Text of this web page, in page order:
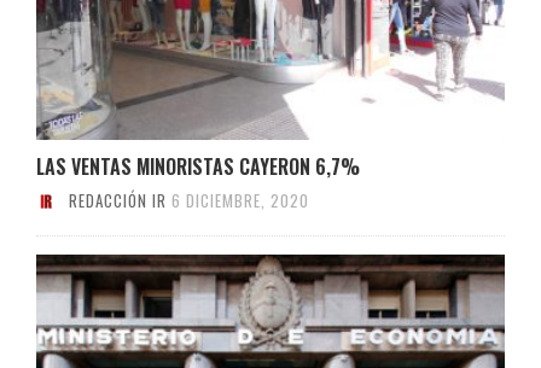
LAS VENTAS MINORISTAS CAYERON 6,7%
REDACCIÓN IR 6 DICIEMBRE, 2020